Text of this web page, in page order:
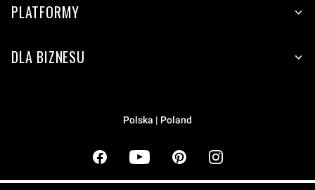
PLATFORMY
DLA BIZNESU
Polska | Poland